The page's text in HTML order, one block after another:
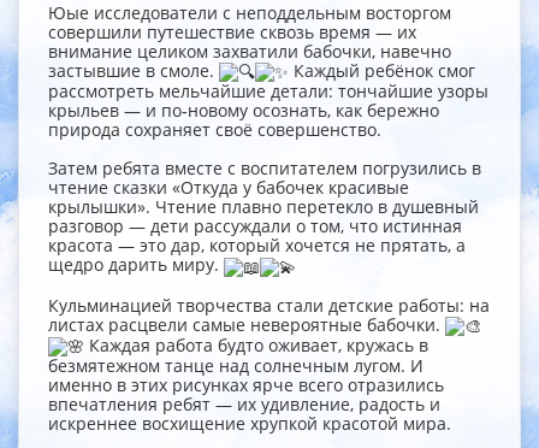
Юые исследователи с неподдельным восторгом
совершили путешествие сквозь время — их
внимание целиком захватили бабочки, навечно
застывшие в смоле.
Каждый ребёнок смог
рассмотреть мельчайшие детали: тончайшие узоры
крыльев — и по‑новому осознать, как бережно
природа сохраняет своё совершенство.
Затем ребята вместе с воспитателем погрузились в
чтение сказки «Откуда у бабочек красивые
крылышки». Чтение плавно перетекло в душевный
разговор — дети рассуждали о том, что истинная
красота — это дар, который хочется не прятать, а
щедро дарить миру.
Кульминацией творчества стали детские работы: на
листах расцвели самые невероятные бабочки.
Каждая работа будто оживает, кружась в
безмятежном танце над солнечным лугом. И
именно в этих рисунках ярче всего отразились
впечатления ребят — их удивление, радость и
искреннее восхищение хрупкой красотой мира.